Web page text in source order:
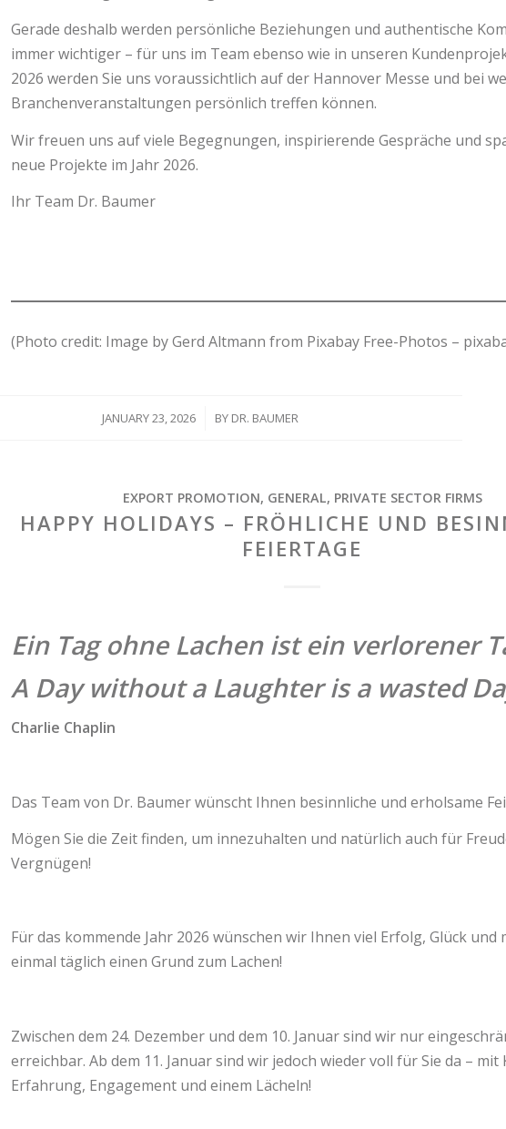
Gerade deshalb werden persönliche Beziehungen und authentische
immer wichtiger – für uns im Team ebenso wie in unseren
2026 werden Sie uns voraussichtlich auf der Hannover Messe und bei
Branchenveranstaltungen persönlich treffen können.
Wir freuen uns auf viele Begegnungen, inspirierende Gespräche und
neue Projekte im Jahr 2026.
Ihr Team Dr. Baumer
(Photo credit: Image by Gerd Altmann from Pixabay Free-Photos –
JANUARY 23, 2026
/ BY DR. BAUMER
EXPORT PROMOTION, GENERAL, PRIVATE SECTOR FIRMS
HAPPY HOLIDAYS – FRÖHLICHE UND
FEIERTAGE
Ein Tag ohne Lachen ist ein verlorener
A Day without a Laughter is a wasted
Charlie Chaplin
Das Team von Dr. Baumer wünscht Ihnen besinnliche und erholsame
Mögen Sie die Zeit finden, um innezuhalten und natürlich auch für
Vergnügen!
Für das kommende Jahr 2026 wünschen wir Ihnen viel Erfolg, Glück und
einmal täglich einen Grund zum Lachen!
Zwischen dem 24. Dezember und dem 10. Januar sind wir nur
erreichbar. Ab dem 11. Januar sind wir jedoch wieder voll für Sie da –
Erfahrung, Engagement und einem Lächeln!